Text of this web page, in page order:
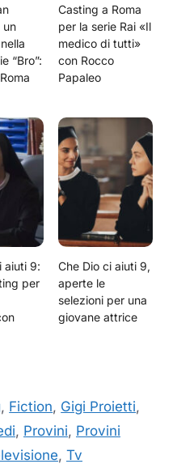
un
“Bro”:
Casting a Roma
per la serie Rai «Il
medico di tutti»
con Rocco
Papaleo
aiuti 9:
per
Che Dio ci aiuti 9,
aperte le
selezioni per una
giovane attrice
, Fiction, Gigi Proietti,
, Provini, Provini
, Tv